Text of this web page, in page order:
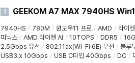
1 GEEKOM A7 MAX 7940HS
7940HS / 780M / 윈도우11 프로 / AMD / 라이
피닉스 / AMD 라이젠 AI / 10TOPS / DDR5 /
2.5Gbps 유선 / 802.11ax(Wi-Fi 6E) 무선 / 블루
USB3.x 10Gbps / USB C타입 40Gbps / DC /